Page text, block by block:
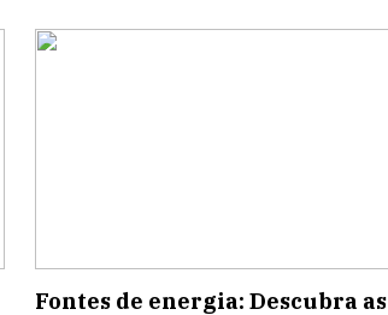
Fontes de energia: Descubra as